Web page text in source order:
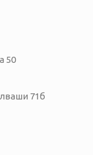
50
71б